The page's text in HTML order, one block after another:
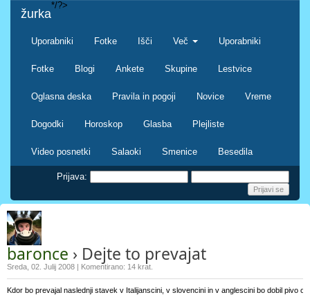
žurka
Uporabniki Fotke Išči Več Uporabniki
Fotke Blogi Ankete Skupine Lestvice
Oglasna deska Pravila in pogoji Novice Vreme
Dogodki Horoskop Glasba Plejliste
Video posnetki Salaoki Smenice Besedila
*/?>
Prijava:
baronce › Dejte to prevajat
Sreda, 02. Julij 2008 | Komentirano: 14 krat.
Kdor bo prevajal naslednji stavek v Italijanscini, v slovencini in v anglescini bo dobil pivo